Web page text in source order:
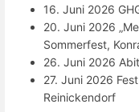
16. Juni 2026
20. Juni 2026
Sommerfest,
26. Juni 2026
27. Juni 2026
Reinickendorf